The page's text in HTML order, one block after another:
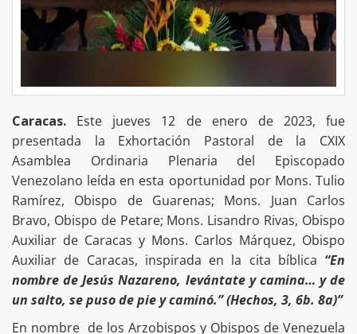
Caracas. Este jueves 12 de enero de 2023, fue
presentada la Exhortación Pastoral de la CXIX
Asamblea Ordinaria Plenaria del Episcopado
Venezolano leída en esta oportunidad por Mons. Tulio
Ramírez, Obispo de Guarenas; Mons. Juan Carlos
Bravo, Obispo de Petare; Mons. Lisandro Rivas, Obispo
Auxiliar de Caracas y Mons. Carlos Márquez, Obispo
Auxiliar de Caracas, inspirada en la cita bíblica “En
nombre de Jesús Nazareno, levántate y camina… y de
un salto, se puso de pie y caminó.” (Hechos, 3, 6b. 8a)”
En nombre de los Arzobispos y Obispos de Venezuela